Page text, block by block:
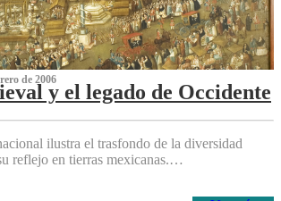
de 2006
y el legado de Occidente
ilustra el trasfondo de la diversidad
reflejo en tierras mexicanas.…